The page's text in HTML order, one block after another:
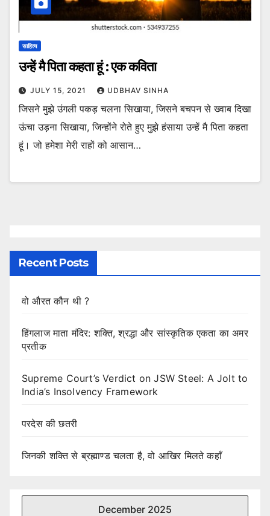
साहित्य
उन्हें मै पिता कहता हूं : एक कविता
JULY 15, 2021 UDBHAV SINHA
जिसने मुझे उंगली पकड़ चलना सिखाया, जिसने बचपन से ख्वाब दिखा
ऊंचा उड़ना सिखाया, जिन्होंने रोते हुए मुझे हंसाया उन्हें मै पिता कहता
हूं। जो हमेशा मेरी राहों को आसान…
Recent Posts
वो औरत कौन थी ?
हिंगलाज माता मंदिर: शक्ति, श्रद्धा और सांस्कृतिक एकता का अमर
प्रतीक
Supreme Court’s Verdict on JSW Steel: A Jolt to
India’s Insolvency Framework
परदेस की छतरी
जिनकी शक्ति से ब्रह्माण्ड चलता है, वो आखिर मिलते कहाँ
December 2025